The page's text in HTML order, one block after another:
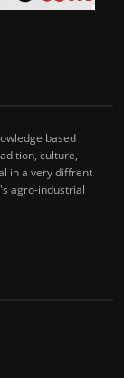
based
culture,
in a very diffrent
agro-industrial